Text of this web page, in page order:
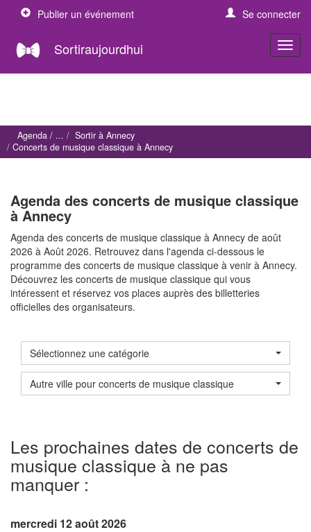
Publier un événement Se connecter
Sortiraujourdhui
Agenda
Sortir à Annecy
Concerts de musique classique à Annecy
Agenda des concerts de musique classique
à Annecy
Agenda des concerts de musique classique à Annecy de août
2026 à Août 2026. Retrouvez dans l'agenda ci-dessous le
programme des concerts de musique classique à venir à Annecy.
Découvrez les concerts de musique classique qui vous
intéressent et réservez vos places auprès des billetteries
officielles des organisateurs.
Sélectionnez une catégorie
Autre ville pour concerts de musique classique
Les prochaines dates de concerts de
musique classique à ne pas
manquer :
mercredi 12 août 2026